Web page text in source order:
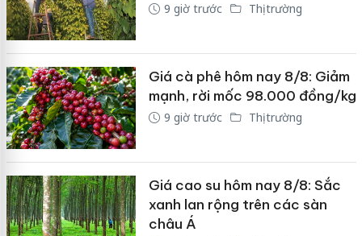
9 giờ trước Thị trường
Giá cà phê hôm nay 8/8: Giảm
mạnh, rời mốc 98.000 đồng/kg
9 giờ trước Thị trường
Giá cao su hôm nay 8/8: Sắc
xanh lan rộng trên các sàn
châu Á